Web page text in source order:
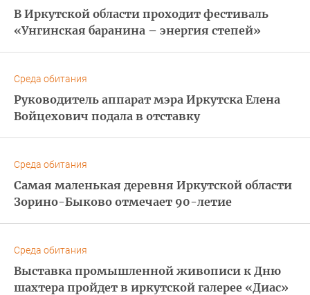
В Иркутской области проходит фестиваль
«Унгинская баранина – энергия степей»
Среда обитания
Руководитель аппарат мэра Иркутска Елена
Войцехович подала в отставку
Среда обитания
Самая маленькая деревня Иркутской области
Зорино-Быково отмечает 90-летие
Среда обитания
Выставка промышленной живописи к Дню
шахтера пройдет в иркутской галерее «Диас»